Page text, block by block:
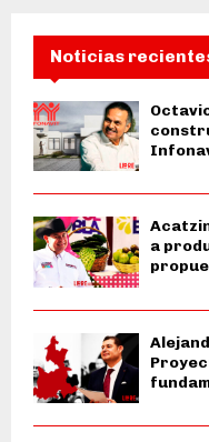
Noticias
a